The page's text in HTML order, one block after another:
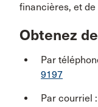
financières, et de
Obtenez
Par
9197
Par courriel :